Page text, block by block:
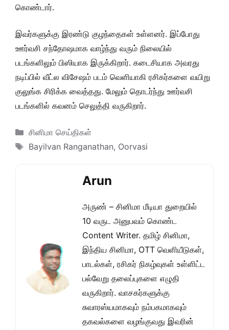
கொண்டார்.
இவர்களுக்கு இரண்டு குழந்தைகள் உள்ளனர். இப்போது
ஊர்வசி சந்தோஷமாக வாழ்ந்து வரும் நிலையில்
படங்களிலும் பிஸியாக இருக்கிறார். கடைசியாக அவரது
நடிப்பில் வீட்ல விசேஷம் படம் வெளியாகி ரசிகர்களை வயிறு
குலுங்க சிரிக்க வைத்தது. மேலும் தொடர்ந்து ஊர்வசி
படங்களில் கவனம் செலுத்தி வருகிறார்.
Categories
சினிமா செய்திகள்
Tags
Bayilvan Ranganathan, Oorvasi
Arun
அருண் – சினிமா மீடியா துறையில்
10 வருட அனுபவம் கொண்ட
Content Writer. தமிழ் சினிமா,
இந்திய சினிமா, OTT வெளியீடுகள்,
பாடல்கள், ரசிகர் நிகழ்வுகள் உள்ளிட்ட
பல்வேறு தலைப்புகளை எழுதி
வருகிறார். வாசகர்களுக்கு
சுவாரஸ்யமாகவும் நம்பகமாகவும்
தகவல்களை வழங்குவது இவரின்